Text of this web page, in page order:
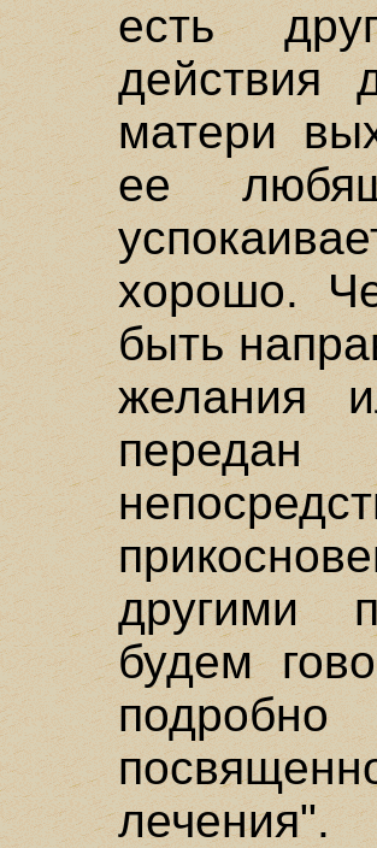
есть
действия
матери
ее
хорошо.
быть
желания
другими
будем
лечения".